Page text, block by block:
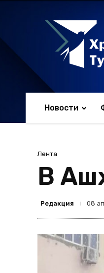
Новости
Лента
В
Редакция 08